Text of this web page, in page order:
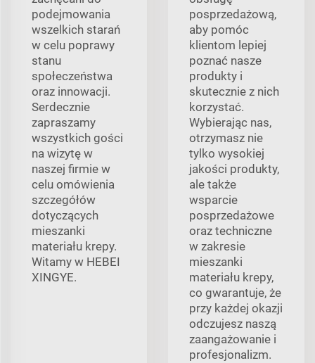
podejmowania
wszelkich starań
w celu poprawy
stanu
społeczeństwa
oraz innowacji.
Serdecznie
zapraszamy
wszystkich gości
na wizytę w
naszej firmie w
celu omówienia
szczegółów
dotyczących
mieszanki
materiału krepy.
Witamy w HEBEI
XINGYE.
posprzedażową,
aby pomóc
klientom lepiej
poznać nasze
produkty i
skutecznie z nich
korzystać.
Wybierając nas,
otrzymasz nie
tylko wysokiej
jakości produkty,
ale także
wsparcie
posprzedażowe
oraz techniczne
w zakresie
mieszanki
materiału krepy,
co gwarantuje, że
przy każdej okazji
odczujesz naszą
zaangażowanie i
profesjonalizm.